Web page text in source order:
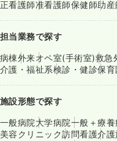
正看護師准看護師保健師助産
担当業務で探す
病棟外来オペ室(手術室)救急
介護・福祉系検診・健診保
施設形態で探す
一般病院大学病院一般＋療養
美容クリニック訪問看護介